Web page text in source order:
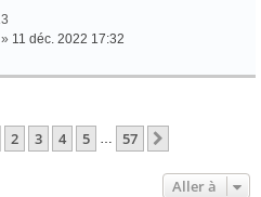
» 11 déc. 2022 17:32
1sur57
2 3 4 5 … 57
Aller à